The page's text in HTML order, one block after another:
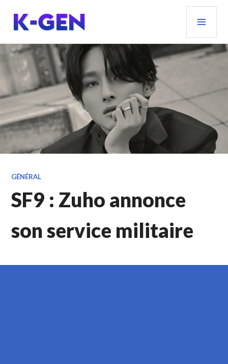
contenu
principal
K-GEN
GÉNÉRAL
SF9 : Zuho annonce
son service militaire